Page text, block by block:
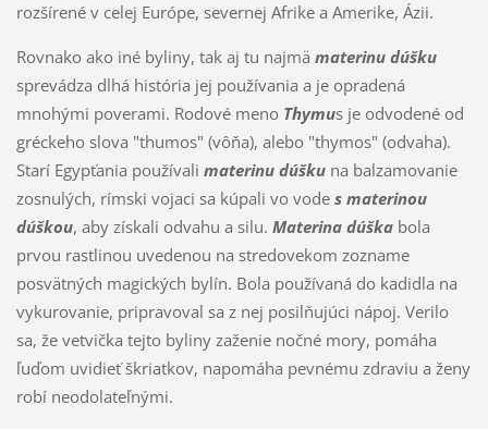
rozšírené v celej Európe, severnej Afrike a Amerike, Ázii.
Rovnako ako iné byliny, tak aj tu najmä materinu dúšku
sprevádza dlhá história jej používania a je opradená
mnohými poverami. Rodové meno Thymus je odvodené od
gréckeho slova "thumos" (vôňa), alebo "thymos" (odvaha).
Starí Egypťania používali materinu dúškuna balzamovanie
zosnulých, rímski vojaci sa kúpali vo vode s materinou
dúškou, aby získali odvahu a silu. Materina dúškabola
prvou rastlinou uvedenou na stredovekom zozname
posvätných magických bylín. Bola používaná do kadidla na
vykurovanie, pripravoval sa z nej posilňujúci nápoj. Verilo
sa, že vetvička tejto byliny zaženie nočné mory, pomáha
ľuďom uvidieť škriatkov, napomáha pevnému zdraviu a ženy
robí neodolateľnými.